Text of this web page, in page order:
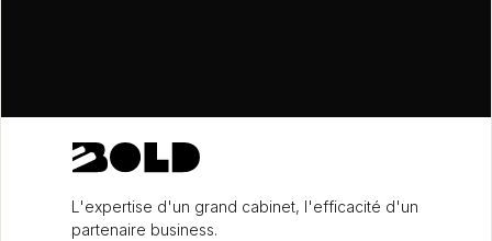
L'expertise d'un grand cabinet, l'efficacité d'un
partenaire business.